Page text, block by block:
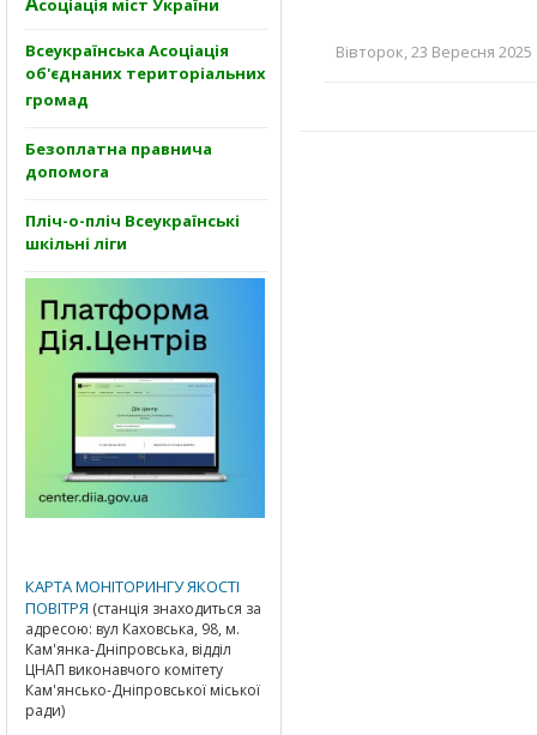
соціація міст України
Всеукраїнська Асоціація
об'єднаних територіальних
громад
Безоплатна правнича
допомога
Пліч-о-пліч Всеукраїнські
шкільні ліги
КАРТА МОНІТОРИНГУ ЯКОСТІ
ПОВІТРЯ (станція знаходиться за
адресою: вул Каховська, 98, м.
Кам'янка-Дніпровська, відділ
ЦНАП виконавчого комітету
Кам'янсько-Дніпровської міської
ради)
Вівторок, 23 Вересня